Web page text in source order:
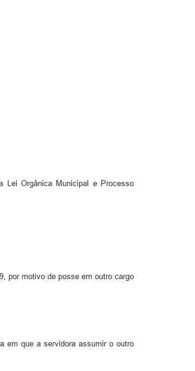
Orgânica Municipal e Processo
por motivo de posse em outro cargo
em que a servidora assumir o outro